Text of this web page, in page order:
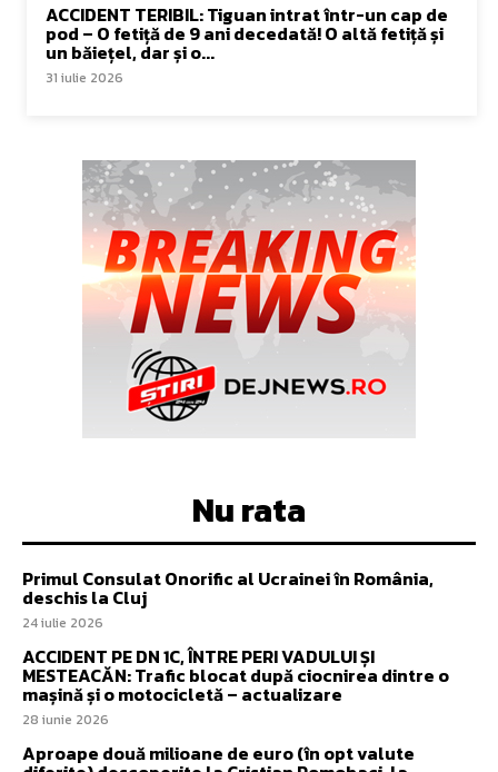
ACCIDENT TERIBIL: Tiguan intrat într-un cap de
pod – O fetiță de 9 ani decedată! O altă fetiță și
un băiețel, dar și o...
31 iulie 2026
Nu rata
Primul Consulat Onorific al Ucrainei în România,
deschis la Cluj
24 iulie 2026
ACCIDENT PE DN 1C, ÎNTRE PERI VADULUI ȘI
MESTEACĂN: Trafic blocat după ciocnirea dintre o
mașină și o motocicletă – actualizare
28 iunie 2026
Aproape două milioane de euro (în opt valute